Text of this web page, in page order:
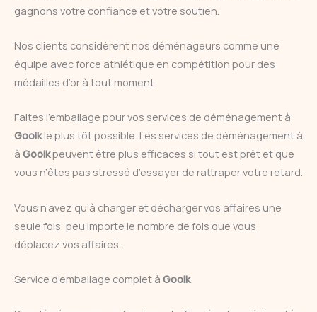
gagnons votre confiance et votre soutien.
Nos clients considèrent nos déménageurs comme une
équipe avec force athlétique en compétition pour des
médailles d’or à tout moment.
Faites l’emballage pour vos services de déménagement à
Gooikle plus tôt possible. Les services de déménagement à
à Gooikpeuvent être plus efficaces si tout est prêt et que
vous n’êtes pas stressé d’essayer de rattraper votre retard.
Vous n’avez qu’à charger et décharger vos affaires une
seule fois, peu importe le nombre de fois que vous
déplacez vos affaires.
Service d’emballage complet à Gooik